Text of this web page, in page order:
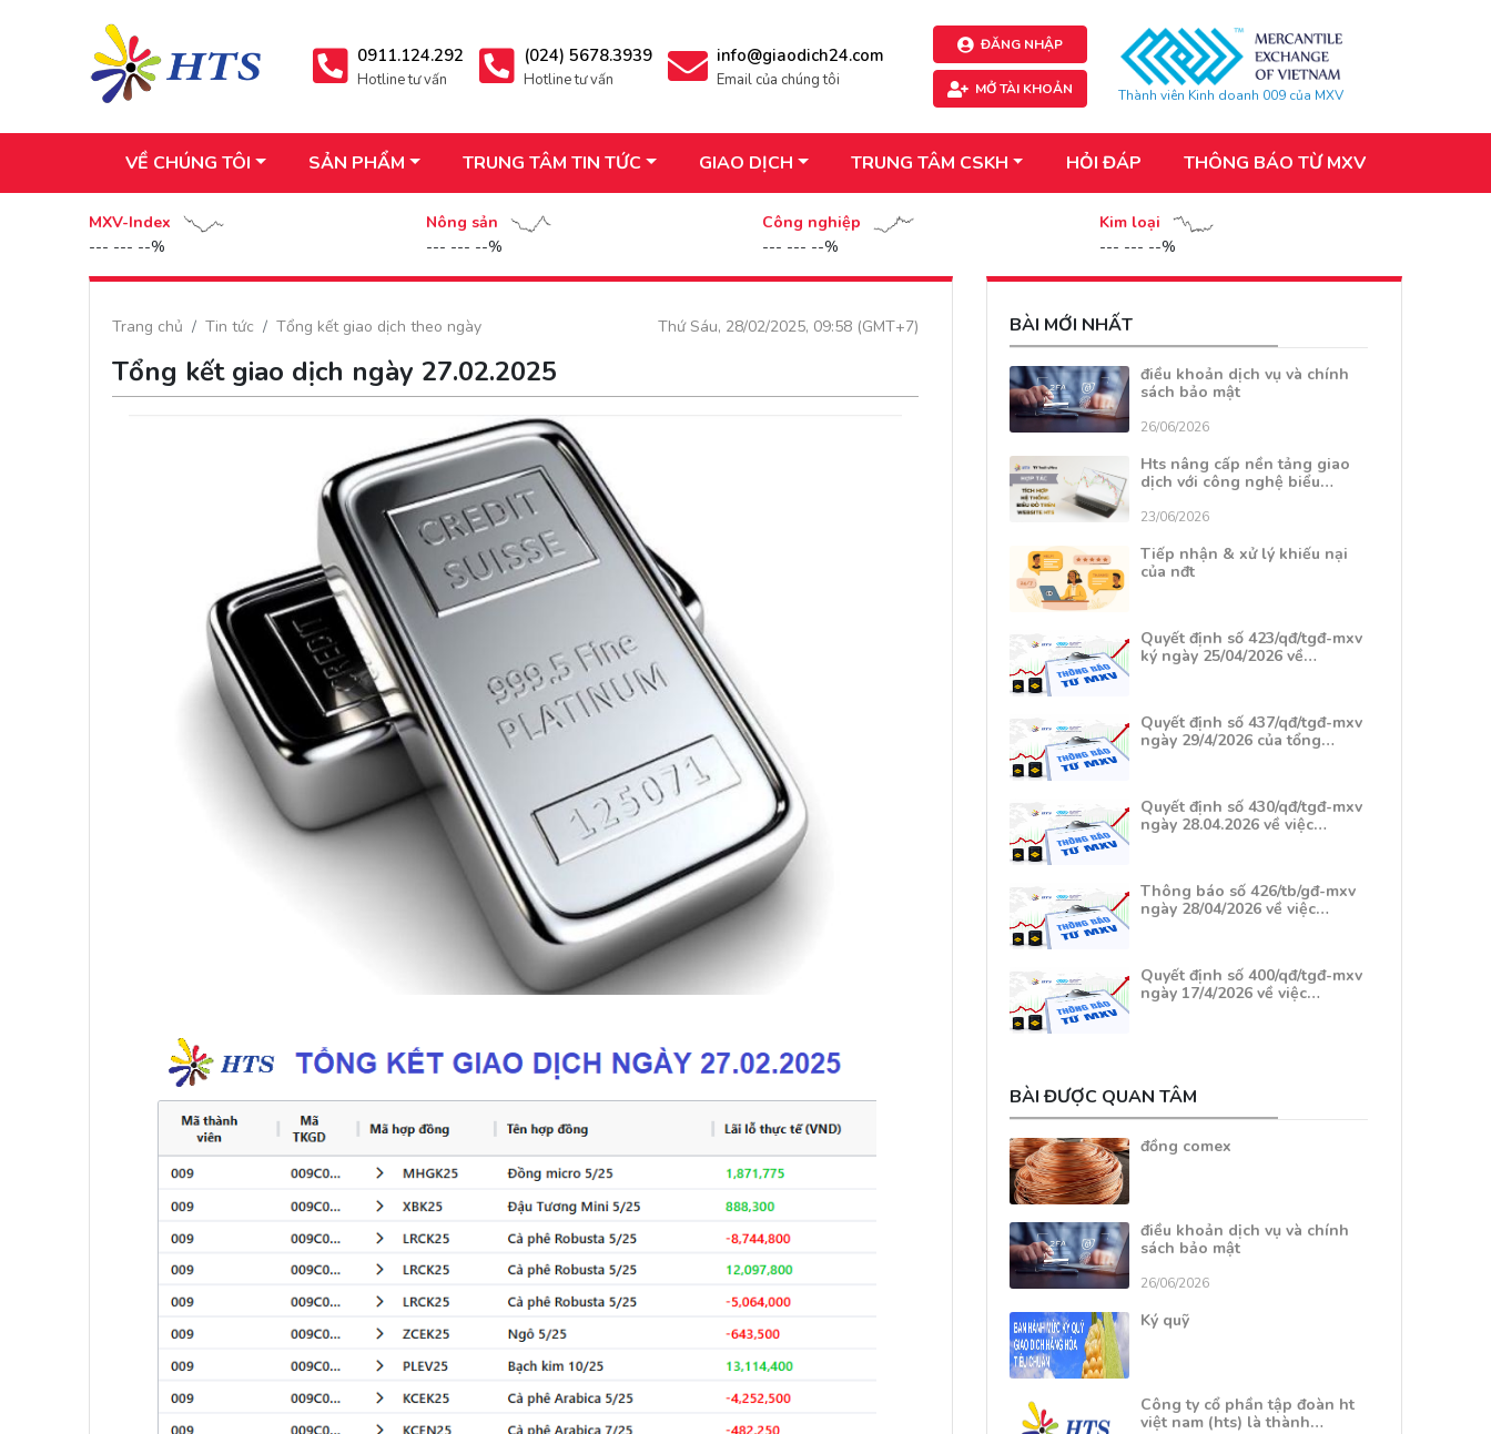
0911.124.292
Hotline tư vấn
(024) 5678.3939
Hotline tư vấn
info@giaodich24.com
Email của chúng tôi
ĐĂNG NHẬP
MỞ TÀI KHOẢN Thành viên Kinh doanh 009 của MXV
VỀ CHÚNG TÔI SẢN PHẨM TRUNG TÂM TIN TỨC GIAO DỊCH TRUNG TÂM CSKH HỎI ĐÁP THÔNG BÁO TỪ MXV
MXV-Index
--- --- --%
Nông sản
--- --- --%
Công nghiệp
--- --- --%
Kim loại
--- --- --%
Thứ Sáu, 28/02/2025, 09:58 (GMT+7)
Trang chủ Tin tức Tổng kết giao dịch theo ngày
Tổng kết giao dịch ngày 27.02.2025
BÀI MỚI NHẤT
điều khoản dịch vụ và chính
sách bảo mật
26/06/2026
Hts nâng cấp nền tảng giao
dịch với công nghệ biểu…
23/06/2026
Tiếp nhận & xử lý khiếu nại
của nđt
Quyết định số 423/qđ/tgđ-mxv
ký ngày 25/04/2026 về…
Quyết định số 437/qđ/tgđ-mxv
ngày 29/4/2026 của tổng…
Quyết định số 430/qđ/tgđ-mxv
ngày 28.04.2026 về việc…
Thông báo số 426/tb/gđ-mxv
ngày 28/04/2026 về việc…
Quyết định số 400/qđ/tgđ-mxv
ngày 17/4/2026 về việc…
BÀI ĐƯỢC QUAN TÂM
đồng comex
điều khoản dịch vụ và chính
sách bảo mật
26/06/2026
Ký quỹ
Công ty cổ phần tập đoàn ht
việt nam (hts) là thành…